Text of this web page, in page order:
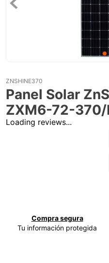
ZNSHINE370
Panel Solar
ZXM6-72-370/
Loading reviews...
Compra segura
Tu información protegida
6.
7.
8.
9.